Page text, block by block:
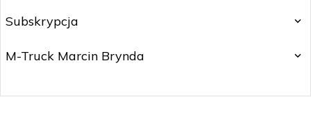
Subskrypcja
M-Truck Marcin Brynda